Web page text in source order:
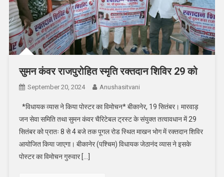
सुमन कंवर राजपुरोहित स्मृति रक्तदान शिविर 29 को
September 20, 2024 Anushasitvani
*विधायक व्यास ने किया पोस्टर का विमोचन* बीकानेर, 19 सितंबर। मारवाड़
जन सेवा समिति तथा सुमन कंवर चैरिटेबल ट्रस्ट के संयुक्त तत्वावधान में 29
सितंबर को प्रातः 8 से 4 बजे तक पूगल रोड स्थित माखन भोग में रक्तदान शिविर
आयोजित किया जाएगा। बीकानेर (पश्चिम) विधायक जेठानंद व्यास ने इसके
पोस्टर का विमोचन गुरुवार […]